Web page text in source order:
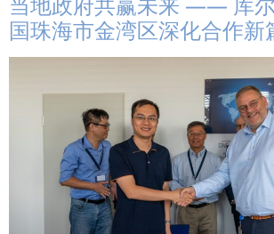
国珠海市金湾区深化合作新